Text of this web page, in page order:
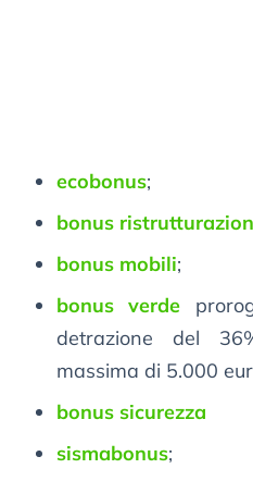
ecobonus;
bonus
bonus mobili;
bonus verde
detrazione del
massima di 5.000
bonus sicurezza
sismabonus;